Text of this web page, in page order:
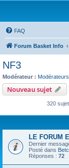
FAQ
Forum Basket Info
NF3
Modérateur :
Nouveau sujet
320
LE FORUM
Dernier
Posté dans
Réponses : 72